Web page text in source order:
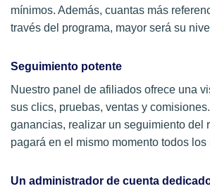
mínimos. Además, cuantas más
través del programa, mayor será su
Seguimiento potente
Nuestro panel de afiliados ofrece una
sus clics, pruebas, ventas y
ganancias, realizar un seguimiento del
pagará en el mismo momento todos los
Un administrador de cuenta